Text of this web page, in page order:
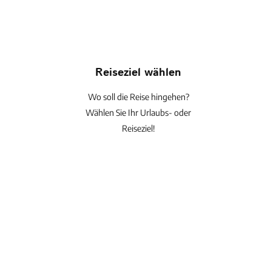
Reiseziel wählen
Wo soll die Reise hingehen?
Wählen Sie Ihr Urlaubs- oder
Reiseziel!